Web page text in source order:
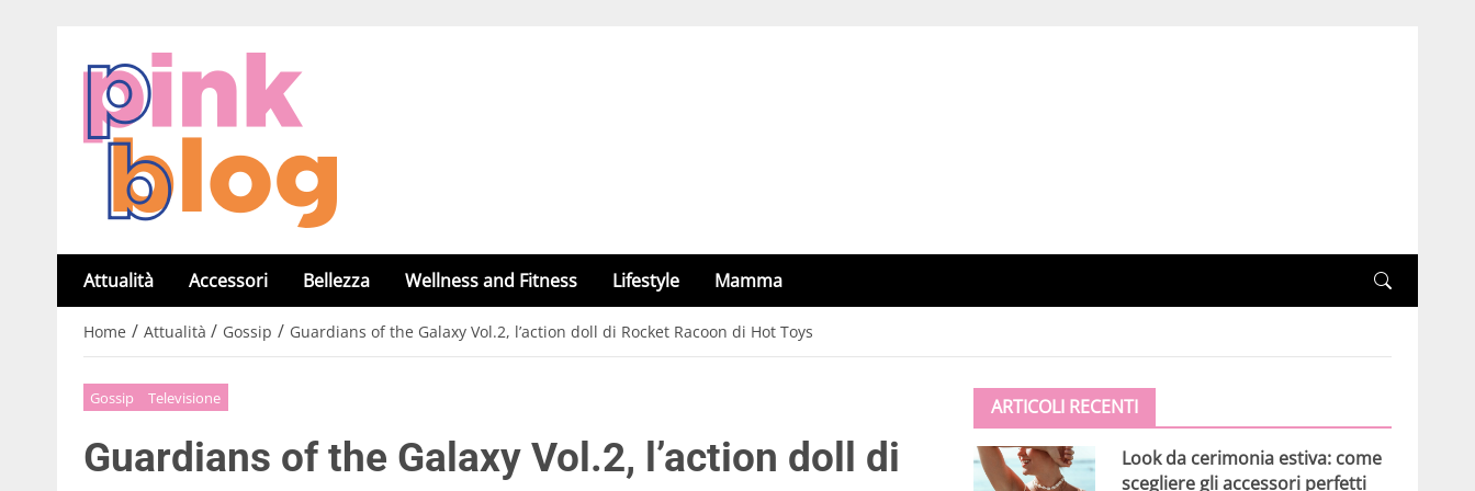
Attualità Accessori Bellezza Wellness and Fitness Lifestyle Mamma
Home / Attualità / Gossip / Guardians of the Galaxy Vol.2, l’action doll di Rocket Racoon di Hot Toys
Gossip Televisione
Guardians of the Galaxy Vol.2, l’action doll di
ARTICOLI RECENTI
Look da cerimonia estiva: come
scegliere gli accessori perfetti